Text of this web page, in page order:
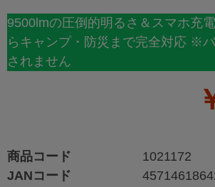
9500lmの圧倒的明るさ＆スマホ充
らキャンプ・防災まで完全対応 ※
されません
商品コード
1021172
JANコード